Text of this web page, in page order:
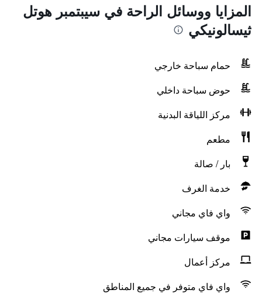
المزايا ووسائل الراحة في سيبتمبر هوتل
ثيسالونيكي
حمام سباحة خارجي
حوض سباحة داخلي
مركز اللياقة البدنية
مطعم
بار / صالة
خدمة الغرف
واي فاي مجاني
موقف سيارات مجاني
مركز أعمال
واي فاي متوفر في جميع المناطق